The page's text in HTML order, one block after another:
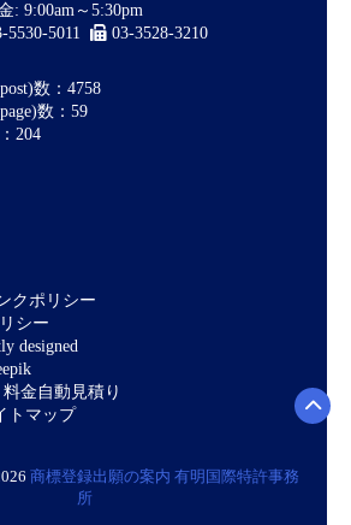
: 9:00am～5:30pm
5530-5011
03-3528-3210
数：4758
数：59
204
クポリシー
シー
designed
料金自動見積り
トマップ
商標登録出願の案内 有明国際特許事務
所